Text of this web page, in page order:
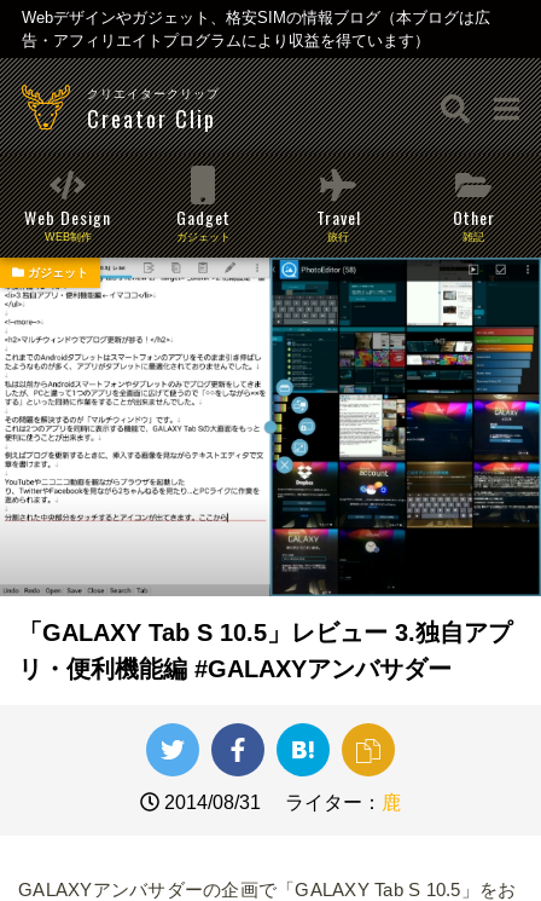
Webデザインやガジェット、格安SIMの情報ブログ（本ブログは広
告・アフィリエイトプログラムにより収益を得ています）
クリエイタークリップ
Creator Clip
Web Design
WEB制作
Gadget
ガジェット
Travel
旅行
Other
雑記
ガジェット
「GALAXY Tab S 10.5」レビュー 3.独自アプ
リ・便利機能編 #GALAXYアンバサダー
2014/08/31 ライター： 鹿
GALAXYアンバサダーの企画で「GALAXY Tab S 10.5」をお